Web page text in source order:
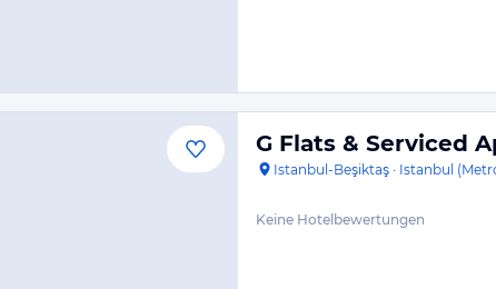
G Flats & Serviced
Istanbul-Beşiktaş · Istanbul
Keine Hotelbewertungen